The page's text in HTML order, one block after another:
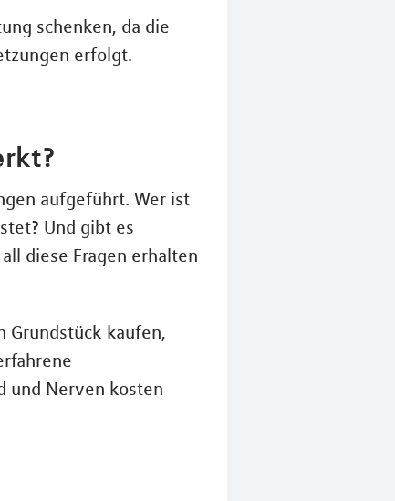
schenken, da die
erfolgt.
aufgeführt. Wer ist
Und gibt es
diese Fragen erhalten
Grundstück kaufen,
und Nerven kosten